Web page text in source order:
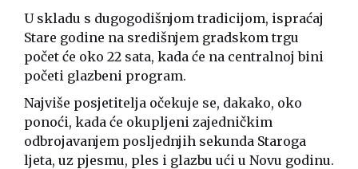
U skladu s dugogodišnjom tradicijom, ispraćaj
Stare godine na središnjem gradskom trgu
počet će oko 22 sata, kada će na centralnoj bini
početi glazbeni program.
Najviše posjetitelja očekuje se, dakako, oko
ponoći, kada će okupljeni zajedničkim
odbrojavanjem posljednjih sekunda Staroga
ljeta, uz pjesmu, ples i glazbu ući u Novu godinu.